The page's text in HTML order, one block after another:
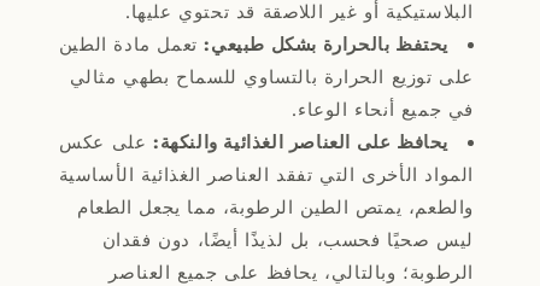
البلاستيكية أو غير اللاصقة قد تحتوي عليها.
يحتفظ بالحرارة بشكل طبيعي: تعمل مادة الطين
على توزيع الحرارة بالتساوي للسماح بطهي مثالي
في جميع أنحاء الوعاء.
يحافظ على العناصر الغذائية والنكهة: على عكس
المواد الأخرى التي تفقد العناصر الغذائية الأساسية
والطعم، يمتص الطين الرطوبة، مما يجعل الطعام
ليس صحيًا فحسب، بل لذيذًا أيضًا، دون فقدان
الرطوبة؛ وبالتالي، يحافظ على جميع العناصر